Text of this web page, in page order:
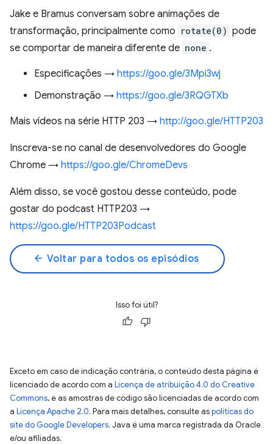
Jake e Bramus conversam sobre animações de
transformação, principalmente como rotate(0) pode
se comportar de maneira diferente de none .
Especificações → https://goo.gle/3Mpi3wj
Demonstração → https://goo.gle/3RQGTXb
Mais vídeos na série HTTP 203 → http://goo.gle/HTTP203
Inscreva-se no canal de desenvolvedores do Google
Chrome → https://goo.gle/ChromeDevs
Além disso, se você gostou desse conteúdo, pode
gostar do podcast HTTP203 →
https://goo.gle/HTTP203Podcast
arrow_back Voltar para todos os episódios
Isso foi útil?
Exceto em caso de indicação contrária, o conteúdo desta página é
licenciado de acordo com a Licença de atribuição 4.0 do Creative
Commons, e as amostras de código são licenciadas de acordo com
a Licença Apache 2.0. Para mais detalhes, consulte aspolíticas do
site do Google Developers. Java é uma marca registrada da Oracle
e/ou afiliadas.